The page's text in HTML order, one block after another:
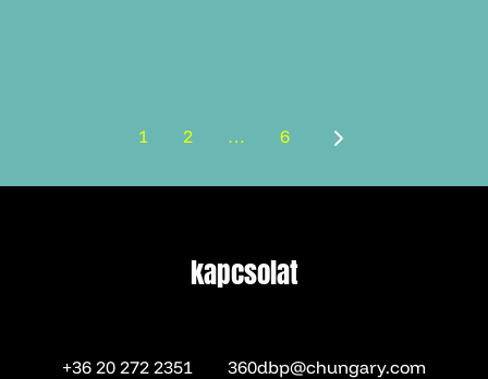
1 2 … 6
kapcsolat
+36 20 272 2351
360dbp@chungary.com